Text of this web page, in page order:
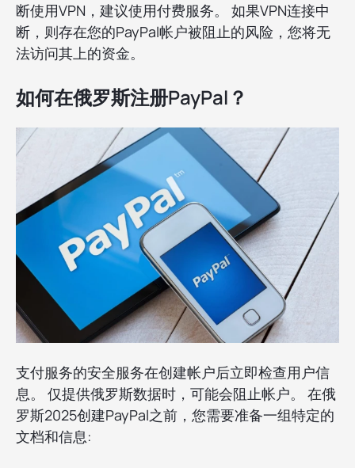
断使用VPN，建议使用付费服务。 如果VPN连接中
断，则存在您的PayPal帐户被阻止的风险，您将无
法访问其上的资金。
如何在俄罗斯注册PayPal？
支付服务的安全服务在创建帐户后立即检查用户信
息。 仅提供俄罗斯数据时，可能会阻止帐户。 在俄
罗斯2025创建PayPal之前，您需要准备一组特定的
文档和信息: